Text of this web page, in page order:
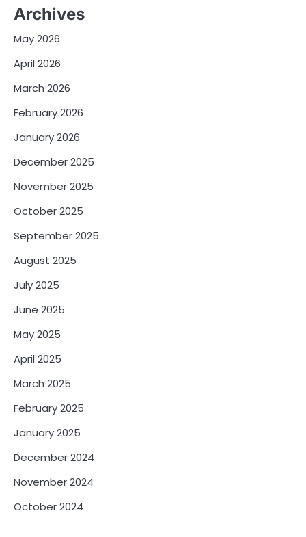
Archives
May 2026
April 2026
March 2026
February 2026
January 2026
December 2025
November 2025
October 2025
September 2025
August 2025
July 2025
June 2025
May 2025
April 2025
March 2025
February 2025
January 2025
December 2024
November 2024
October 2024